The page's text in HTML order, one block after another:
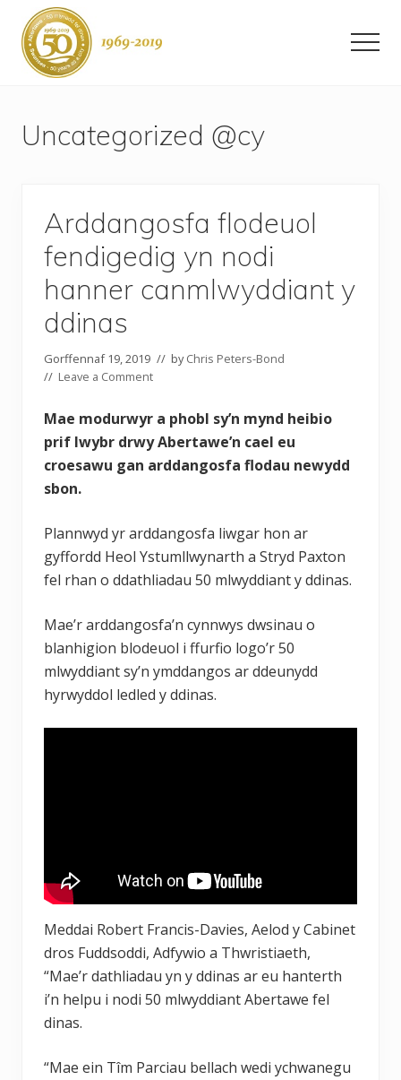
Menu
main
content
50
years
Uncategorized @cy
Arddangosfa flodeuol
fendigedig yn nodi
hanner canmlwyddiant y
ddinas
Gorffennaf 19, 2019 // byChris Peters-Bond
// Leave a Comment
Mae modurwyr a phobl sy’n mynd heibio
prif lwybr drwy Abertawe’n cael eu
croesawu gan arddangosfa flodau newydd
sbon.
Plannwyd yr arddangosfa liwgar hon ar
gyffordd Heol Ystumllwynarth a Stryd Paxton
fel rhan o ddathliadau 50 mlwyddiant y ddinas.
Mae’r arddangosfa’n cynnwys dwsinau o
blanhigion blodeuol i ffurfio logo’r 50
mlwyddiant sy’n ymddangos ar ddeunydd
hyrwyddol ledled y ddinas.
Meddai Robert Francis-Davies, Aelod y Cabinet
dros Fuddsoddi, Adfywio a Thwristiaeth,
“Mae’r dathliadau yn y ddinas ar eu hanterth
i’n helpu i nodi 50 mlwyddiant Abertawe fel
dinas.
“Mae ein Tîm Parciau bellach wedi ychwanegu